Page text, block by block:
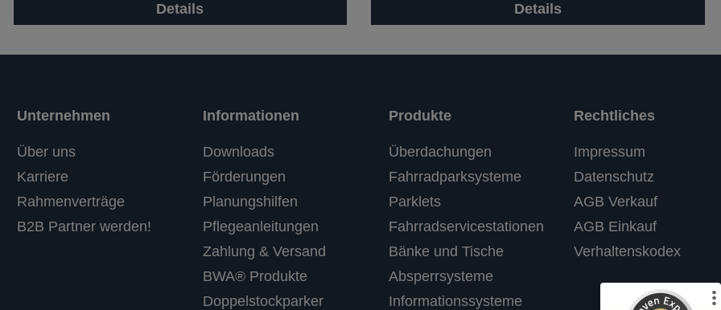
Details Details
Unternehmen
Über uns
Karriere
Rahmenverträge
B2B Partner werden!
Informationen
Downloads
Förderungen
Planungshilfen
Pflegeanleitungen
Zahlung & Versand
BWA® Produkte
Doppelstockparker
Produkte
Überdachungen
Fahrradparksysteme
Parklets
Fahrradservicestationen
Bänke und Tische
Absperrsysteme
Informationssysteme
Rechtliches
Impressum
Datenschutz
AGB Verkauf
AGB Einkauf
Verhaltenskodex
RASTI
100
%
Empfehlungen auf
ProvenExpert.com
Bewertungen auf ProvenExpert.com